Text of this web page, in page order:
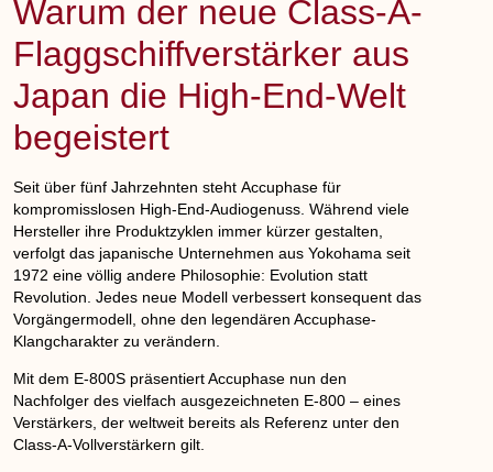
Warum der neue Class-A-
Flaggschiffverstärker aus
Japan die High-End-Welt
begeistert
Seit über fünf Jahrzehnten stehtAccuphase für
kompromisslosen High-End-Audiogenuss. Während viele
Hersteller ihre Produktzyklen immer kürzer gestalten,
verfolgt das japanische Unternehmen aus Yokohama seit
1972 eine völlig andere Philosophie: Evolution statt
Revolution. Jedes neue Modell verbessert konsequent das
Vorgängermodell, ohne den legendären Accuphase-
Klangcharakter zu verändern.
Mit dem E-800S präsentiert Accuphase nun den
Nachfolger des vielfach ausgezeichneten E-800 – eines
Verstärkers, der weltweit bereits als Referenz unter den
Class-A-Vollverstärkern gilt.